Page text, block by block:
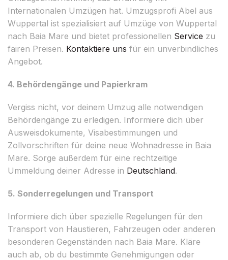
Internationalen Umzügen hat. Umzugsprofi Abel aus
Wuppertal ist spezialisiert auf Umzüge von Wuppertal
nach Baia Mare und bietet professionellen Service zu
fairen Preisen. Kontaktiere uns für ein unverbindliches
Angebot.
4. Behördengänge und Papierkram
Vergiss nicht, vor deinem Umzug alle notwendigen
Behördengänge zu erledigen. Informiere dich über
Ausweisdokumente, Visabestimmungen und
Zollvorschriften für deine neue Wohnadresse in Baia
Mare. Sorge außerdem für eine rechtzeitige
Ummeldung deiner Adresse in Deutschland.
5. Sonderregelungen und Transport
Informiere dich über spezielle Regelungen für den
Transport von Haustieren, Fahrzeugen oder anderen
besonderen Gegenständen nach Baia Mare. Kläre
auch ab, ob du bestimmte Genehmigungen oder